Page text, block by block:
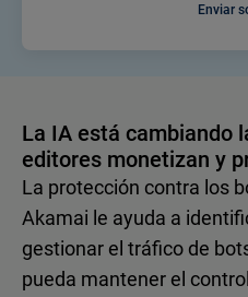
Enviar
La IA está cambiando
editores monetizan y
La protección contra los
Akamai le ayuda a
gestionar el tráfico de
pueda mantener el